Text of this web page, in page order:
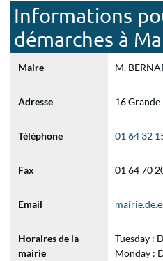
Informations
démarches à
Maire M.
Adresse 16 Grande
Téléphone 01 64 32
Fax 01 64 70
Email
Horaires de la
mairie
Tuesday :
Monday :